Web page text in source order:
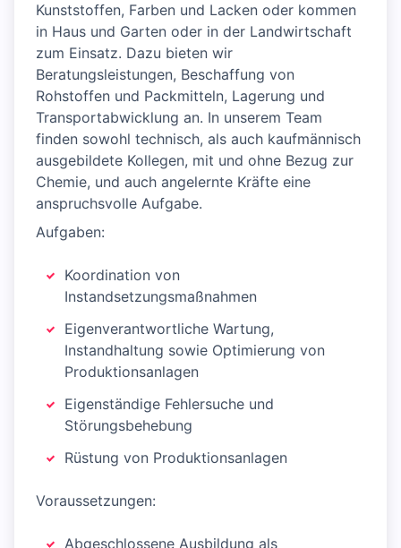
Kunststoffen, Farben und Lacken oder kommen
in Haus und Garten oder in der Landwirtschaft
zum Einsatz. Dazu bieten wir
Beratungsleistungen, Beschaffung von
Rohstoffen und Packmitteln, Lagerung und
Transportabwicklung an. In unserem Team
finden sowohl technisch, als auch kaufmännisch
ausgebildete Kollegen, mit und ohne Bezug zur
Chemie, und auch angelernte Kräfte eine
anspruchsvolle Aufgabe.
Aufgaben:
Koordination von
Instandsetzungsmaßnahmen
Eigenverantwortliche Wartung,
Instandhaltung sowie Optimierung von
Produktionsanlagen
Eigenständige Fehlersuche und
Störungsbehebung
Rüstung von Produktionsanlagen
Voraussetzungen:
Abgeschlossene Ausbildung als